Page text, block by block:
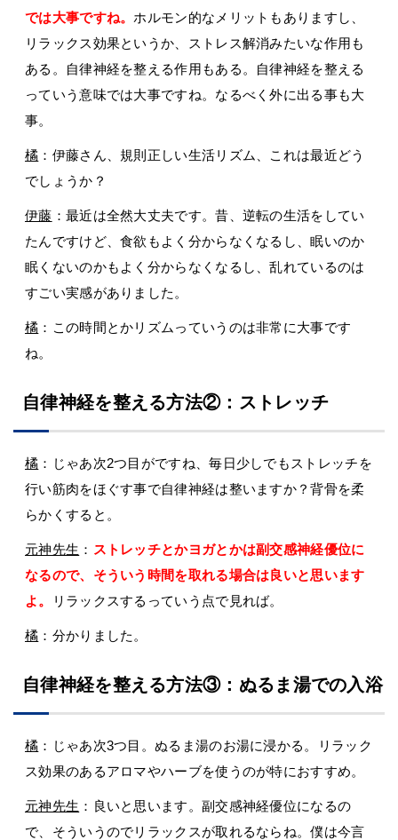
では大事ですね。 ホルモン的なメリットもありますし、
リラックス効果というか、ストレス解消みたいな作用も
ある。自律神経を整える作用もある。自律神経を整える
っていう意味では大事ですね。なるべく外に出る事も大
事。
橘 ：伊藤さん、規則正しい生活リズム、これは最近どう
でしょうか？
伊藤 ：最近は全然大丈夫です。昔、逆転の生活をしてい
たんですけど、食欲もよく分からなくなるし、眠いのか
眠くないのかもよく分からなくなるし、乱れているのは
すごい実感がありました。
橘 ：この時間とかリズムっていうのは非常に大事です
ね。
自律神経を整える方法②：ストレッチ
橘 ：じゃあ次2つ目がですね、毎日少しでもストレッチを
行い筋肉をほぐす事で自律神経は整いますか？背骨を柔
らかくすると。
元神先生 ： ストレッチとかヨガとかは副交感神経優位に
なるので、そういう時間を取れる場合は良いと思います
よ。
リラックスするっていう点で見れば。
橘 ：分かりました。
自律神経を整える方法③：ぬるま湯での入浴
橘 ：じゃあ次3つ目。ぬるま湯のお湯に浸かる。リラック
ス効果のあるアロマやハーブを使うのが特におすすめ。
元神先生 ：良いと思います。副交感神経優位になるの
で、そういうのでリラックスが取れるならね。僕は今言